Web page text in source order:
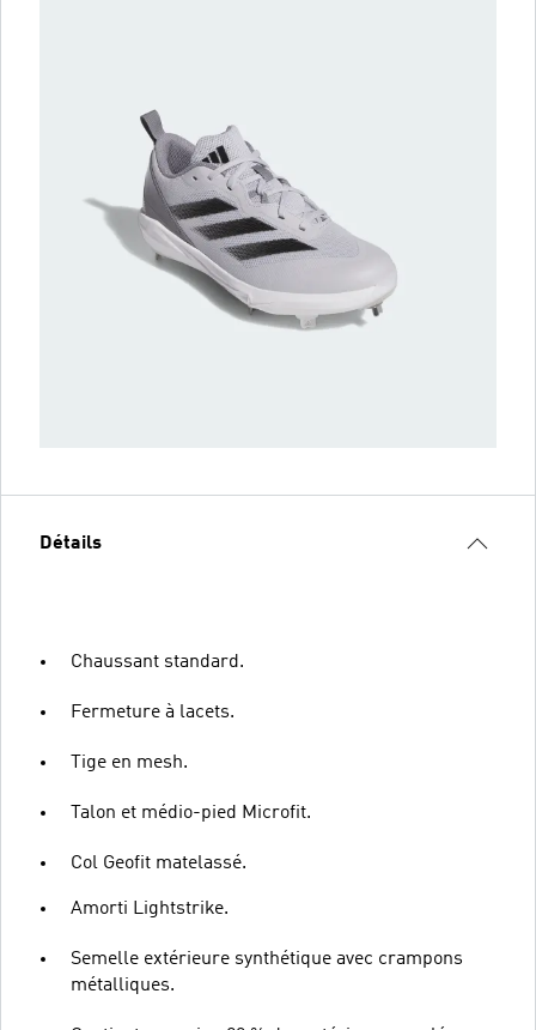
Détails
Chaussant standard.
Fermeture à lacets.
Tige en mesh.
Talon et médio-pied Microfit.
Col Geofit matelassé.
Amorti Lightstrike.
Semelle extérieure synthétique avec crampons
métalliques.